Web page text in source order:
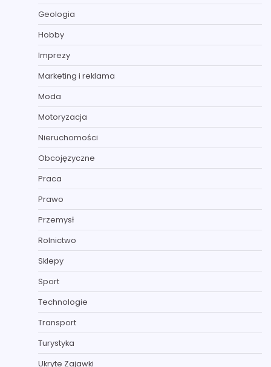
Geologia
Hobby
Imprezy
Marketing i reklama
Moda
Motoryzacja
Nieruchomości
Obcojęzyczne
Praca
Prawo
Przemysł
Rolnictwo
Sklepy
Sport
Technologie
Transport
Turystyka
Ukryte Zajawki